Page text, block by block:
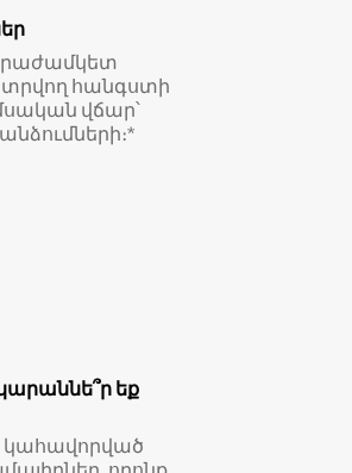
հանգստի
վճար՝
եք
կահավորված